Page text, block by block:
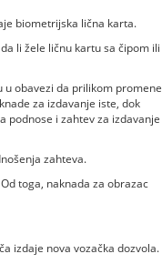
biometrijska lična karta.
li žele ličnu kartu sa čipom ili
obavezi da prilikom promene
za izdavanje iste, dok
podnose i zahtev za izdavanje
zahteva.
toga, naknada za obrazac
izdaje nova vozačka dozvola.